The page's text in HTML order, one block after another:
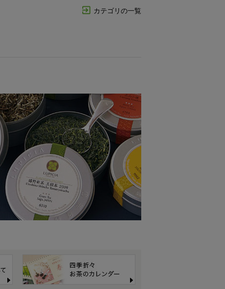
カテゴリの一覧